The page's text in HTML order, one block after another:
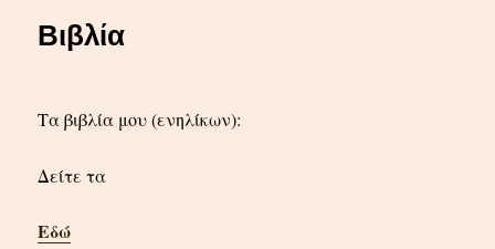
Βιβλία
Τα βιβλία μου (ενηλίκων):
Δείτε τα
Εδώ